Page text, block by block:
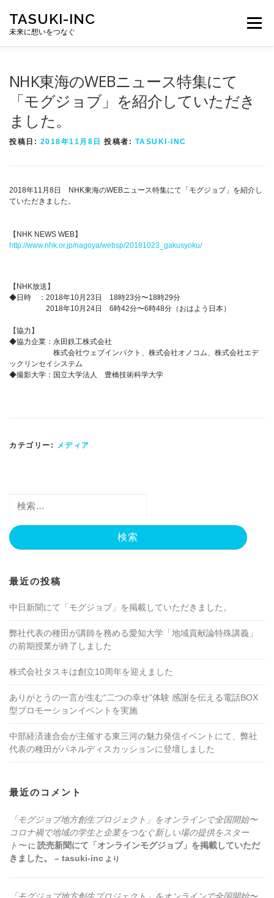
ツ
TASUKI-INC
未来に想いをつなぐ
メニュー
NHK東海のWEBニュース特集にて
「モグジョブ」を紹介していただき
ました。
投稿日: 2018年11月8日 投稿者: TASUKI-INC
2018年11月8日 NHK東海のWEBニュース特集にて「モグジョブ」を紹介し
ていただきました。
【NHK NEWS WEB】
http://www.nhk.or.jp/nagoya/websp/20181023_gakusyoku/
【NHK放送】
◆日時 ：2018年10月23日 18時23分〜18時29分
2018年10月24日 6時42分〜6時48分（おはよう日本）
【協力】
◆協力企業：永田鉄工株式会社
株式会社ウェブインパクト、株式会社オノコム、株式会社エデ
ックリンセイシステム
◆撮影大学：国立大学法人 豊橋技術科学大学
カテゴリー: メディア
索:
最近の投稿
中日新聞にて「モグジョブ」を掲載していただきました。
弊社代表の種田が講師を務める愛知大学「地域貢献論特殊講義」
の前期授業が終了しました
株式会社タスキは創立10周年を迎えました
ありがとうの一言が生む“二つの幸せ”体験 感謝を伝える電話BOX
型プロモーションイベントを実施
中部経済連合会が主催する東三河の魅力発信イベントにて、弊社
代表の種田がパネルディスカッションに登壇しました
最近のコメント
「モグジョブ地方創生プロジェクト」をオンラインで全国開始〜
コロナ禍で地域の学生と企業をつなぐ新しい場の提供をスター
ト〜に 読売新聞にて「オンラインモグジョブ」を掲載していただ
きました。 – tasuki-inc より
「モグジョブ地方創生プロジェクト」をオンラインで全国開始〜